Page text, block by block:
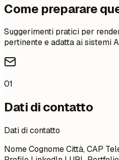
Come preparare
Suggerimenti pratici per
pertinente e adatta ai sistemi
01
Dati di contatto
Dati di contatto
Nome Cognome Città, CAP